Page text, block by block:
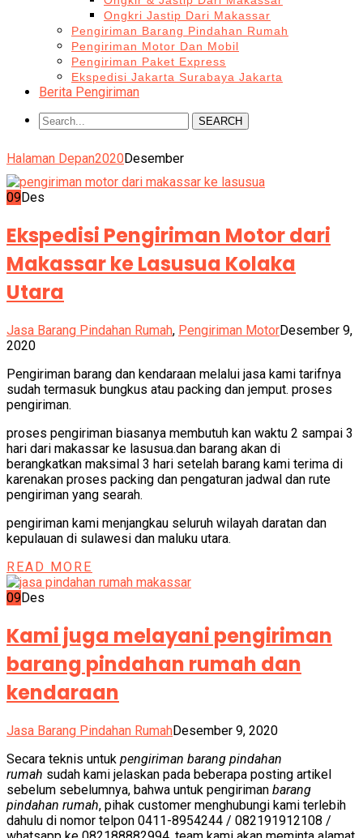
Ongkri Jastip Dari Makassar
Pengiriman Barang Pindahan Rumah
Pengiriman Motor Dan Mobil
Pengiriman Paket Express
Ekspedisi Jakarta Surabaya Jakarta
Berita Pengiriman
SEARCH
Halaman Depan2020Desember
09Des
Ekspedisi Pengiriman Motor dari
Makassar ke Lasusua Kolaka
Utara
Jasa Barang Pindahan Rumah, Pengiriman MotorDesember 9,
2020
Pengiriman barang dan kendaraan melalui jasa kami tarifnya
sudah termasuk bungkus atau packing dan jemput. proses
pengiriman.
proses pengiriman biasanya membutuh kan waktu 2 sampai 3
hari dari makassar ke lasusua.dan barang akan di
berangkatkan maksimal 3 hari setelah barang kami terima di
karenakan proses packing dan pengaturan jadwal dan rute
pengiriman yang searah.
pengiriman kami menjangkau seluruh wilayah daratan dan
kepulauan di sulawesi dan maluku utara.
READ MORE
09Des
Kami juga melayani pengiriman
barang pindahan rumah dan
kendaraan
Jasa Barang Pindahan RumahDesember 9, 2020
Secara teknis untuk pengiriman barang pindahan
rumah sudah kami jelaskan pada beberapa posting artikel
sebelum sebelumnya, bahwa untuk pengiriman barang
pindahan rumah, pihak customer menghubungi kami terlebih
dahulu di nomor telpon 0411-8954244 / 082191912108 /